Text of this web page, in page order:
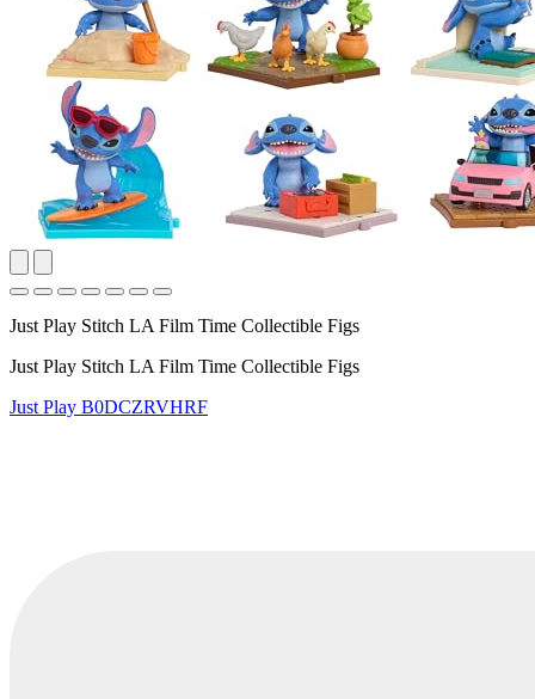
Just Play Stitch LA Film Time Collectible Figs
Just Play Stitch LA Film Time Collectible Figs
Just Play B0DCZRVHRF